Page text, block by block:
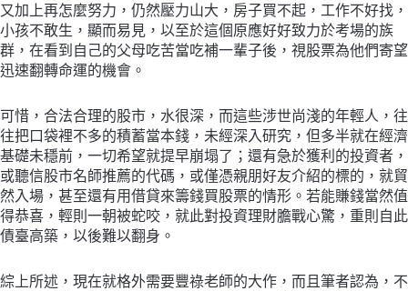
又加上再怎麼努力，仍然壓力山大，房子買不起，工作不好找，
小孩不敢生，顯而易見，以至於這個原應好好致力於考場的族
群，在看到自己的父母吃苦當吃補一輩子後，視股票為他們寄望
迅速翻轉命運的機會。
可惜，合法合理的股市，水很深，而這些涉世尚淺的年輕人，往
往把口袋裡不多的積蓄當本錢，未經深入研究，但多半就在經濟
基礎未穩前，一切希望就提早崩塌了；還有急於獲利的投資者，
或聽信股市名師推薦的代碼，或僅憑親朋好友介紹的標的，就貿
然入場，甚至還有用借貸來籌錢買股票的情形。若能賺錢當然值
得恭喜，輕則一朝被蛇咬，就此對投資理財膽戰心驚，重則自此
債臺高築，以後難以翻身。
綜上所述，現在就格外需要豐祿老師的大作，而且筆者認為，不